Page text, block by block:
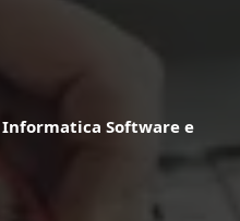
Informatica Software e